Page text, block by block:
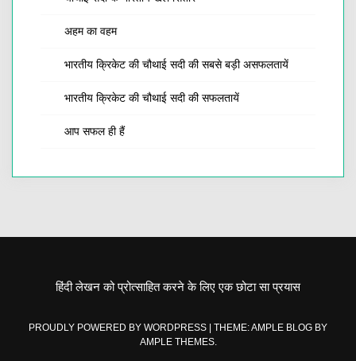
अहम का वहम
भारतीय क्रिकेट की चौथाई सदी की सबसे बड़ी असफलतायें
भारतीय क्रिकेट की चौथाई सदी की सफलतायें
आप सफल ही हैं
हिंदी लेखन को प्रोत्साहित करने के लिए एक छोटा सा प्रयास
PROUDLY POWERED BY WORDPRESS
THEME: AMPLE BLOG BY
AMPLE THEMES.